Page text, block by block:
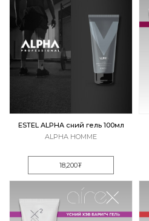
ALPHA HOMME
ESTEL ALPHA үсний гель 100мл
18,200₮